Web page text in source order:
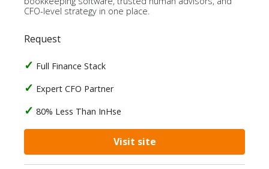
CFO-level strategy in one place.
Request
Full Finance Stack
Expert CFO Partner
80% Less Than InHse
Visit site